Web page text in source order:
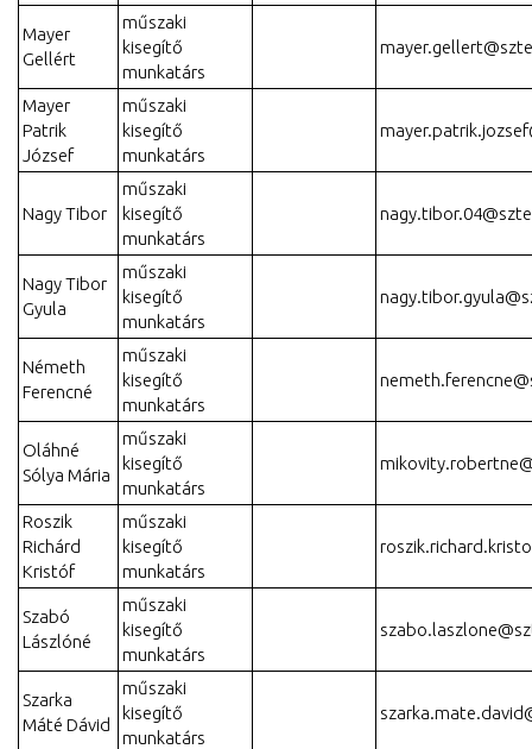
Mayer
Gellért
műszaki
kisegítő
munkatárs
Mayer
Patrik
József
műszaki
kisegítő
munkatárs
Nagy Tibor
műszaki
kisegítő
munkatárs
Nagy Tibor
Gyula
műszaki
kisegítő
munkatárs
Németh
Ferencné
műszaki
kisegítő
munkatárs
Oláhné
Sólya Mária
műszaki
kisegítő
munkatárs
Roszik
Richárd
Kristóf
műszaki
kisegítő
munkatárs
Szabó
Lászlóné
műszaki
kisegítő
munkatárs
Szarka
Máté Dávid
műszaki
kisegítő
munkatárs